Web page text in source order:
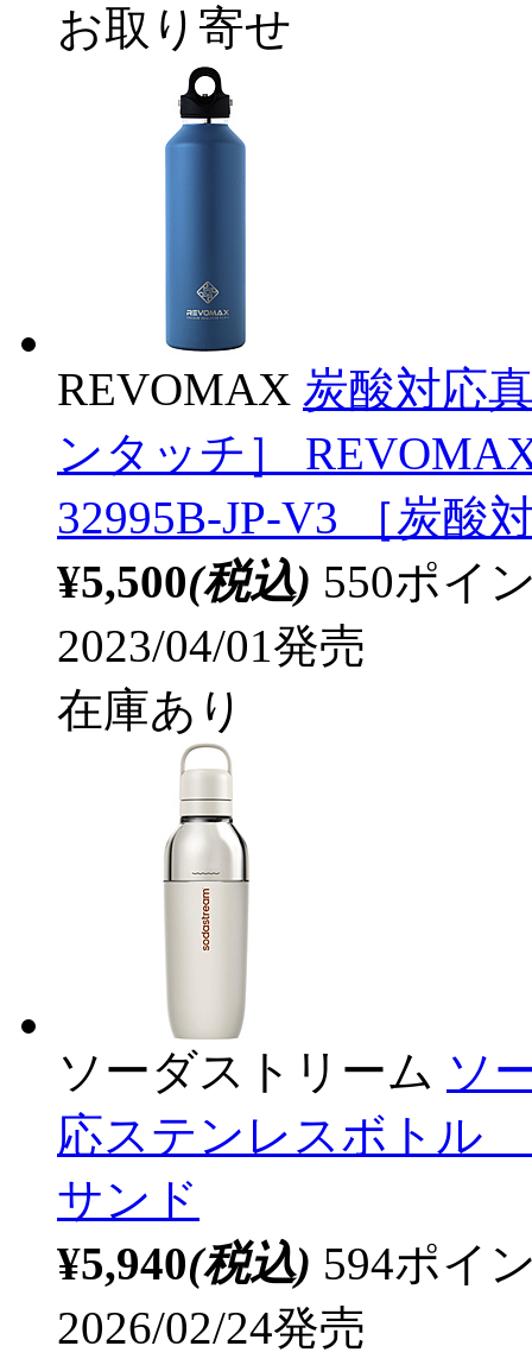
お取り寄せ
REVOMAX 炭酸対応
ンタッチ］
32995B-JP-V3 ［炭酸
¥5,500(税込) 550ポイ
2023/04/01発売
在庫あり
ソーダストリーム ソ
応ステンレスボト
サンド
¥5,940(税込) 594ポイ
2026/02/24発売